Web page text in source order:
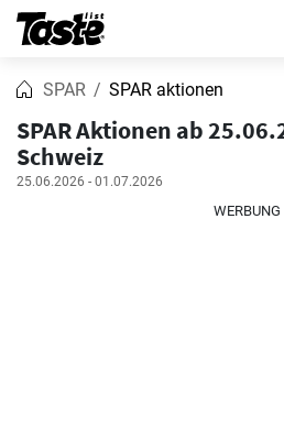
SPAR SPAR aktionen
SPAR Aktionen ab
Schweiz
25.06.2026 - 01.07.2026
WERBUNG